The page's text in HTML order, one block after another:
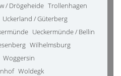
/ Drögeheide Trollenhagen
Uckerland / Güterberg
Ueckermünde / Bellin
Wilhelmsburg
Woggersin
Woldegk